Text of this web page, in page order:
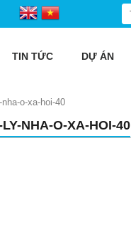
TIN TỨC DỰ ÁN
o-xa-hoi-40
NHA-O-XA-HOI-40